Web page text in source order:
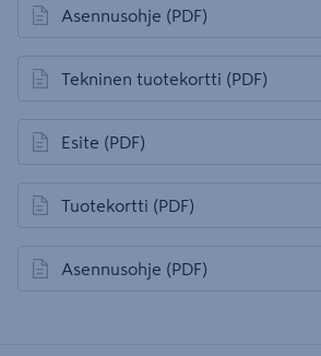
Asennusohje (PDF)
avautuu uuteen välilehteen
Tekninen tuotekortti (PDF)
avautuu uuteen välilehteen
Esite (PDF)
avautuu uuteen välilehteen
Tuotekortti (PDF)
avautuu uuteen välilehteen
Asennusohje (PDF)
avautuu uuteen välilehteen